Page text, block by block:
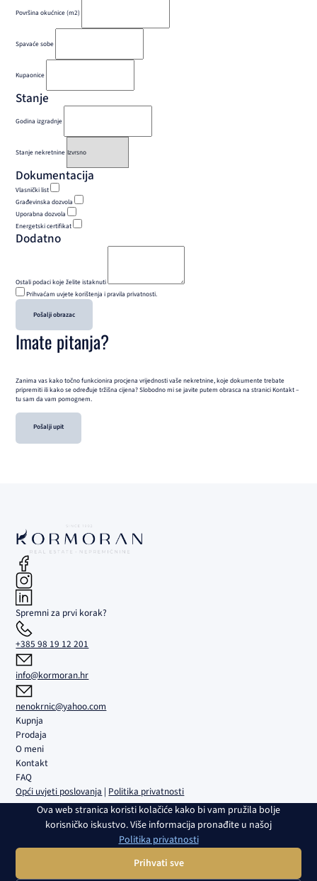
Površina okućnice (m2)
Spavaće sobe
Kupaonice
Stanje
Godina izgradnje
Stanje nekretnine
Dokumentacija
Vlasnički list
Građevinska dozvola
Uporabna dozvola
Energetski certifikat
Dodatno
Ostali podaci koje želite istaknuti
Prihvaćam uvjete korištenja i pravila privatnosti.
Pošalji obrazac
Imate pitanja?
Zanima vas kako točno funkcionira procjena vrijednosti vaše nekretnine, koje dokumente trebate
pripremiti ili kako se određuje tržišna cijena? Slobodno mi se javite putem obrasca na stranici Kontakt –
tu sam da vam pomognem.
Pošalji upit
Spremni za prvi korak?
+385 98 19 12 201
info@kormoran.hr
nenokrnic@yahoo.com
Kupnja
Prodaja
O meni
Kontakt
FAQ
Opći uvjeti poslovanja | Politika privatnosti
Kormoran d.o.o. | Sjedište i ured: Trgovačka 5B, Umag | Društvo je
upisano u sudski registar Trgovačkog suda u Rijeci pod br. MBS
040108082 | OIB: 02980639082 | Transakcijski račun i banka:
HR4224840081100459161, RBA | Temeljni kapital: 2.654,46 € | Direktor:
Ova web stranica koristi kolačiće kako bi vam pružila bolje
korisničko iskustvo. Više informacija pronađite u našoj
Politika privatnosti
Prihvati sve